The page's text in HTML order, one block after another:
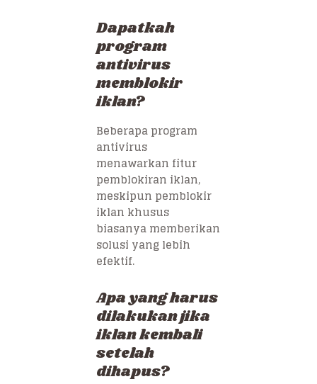
Dapatkah
program
antivirus
memblokir
iklan?
Beberapa program
antivirus
menawarkan fitur
pemblokiran iklan,
meskipun pemblokir
iklan khusus
biasanya memberikan
solusi yang lebih
efektif.
Apa yang harus
dilakukan jika
iklan kembali
setelah
dihapus?